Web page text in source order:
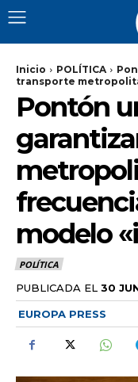
Inicio POLÍTICA
transporte
Pontón
modelo
POLÍTICA
PUBLICADA EL 30
EUROPA PRESS